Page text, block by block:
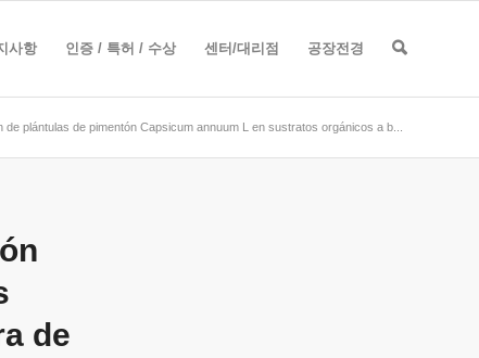
사항 인증 / 특허 / 수상 센터/대리점 공장전경
de plántulas de pimentón Capsicum annuum L en sustratos orgánicos a b...
de